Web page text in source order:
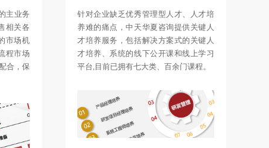
主业务
相关各
市场机
程市场
合，保
针对企业缺乏优秀管理型人才、人才培
养难的痛点，中天华夏咨询提供关键人
才培养服务，包括解决方案式的关键人
才培养、系统的线下公开课和线上学习
平台,目前已拥有七大类、百余门课程。